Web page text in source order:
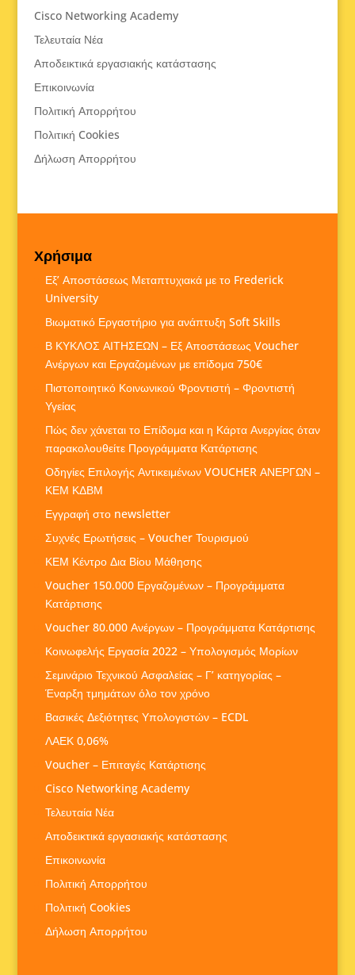
Cisco Networking Academy
Τελευταία Νέα
Αποδεικτικά εργασιακής κατάστασης
Επικοινωνία
Πολιτική Απορρήτου
Πολιτική Cookies
Δήλωση Απορρήτου
Χρήσιμα
Εξ’ Αποστάσεως Μεταπτυχιακά με το Frederick
University
Βιωματικό Εργαστήριο για ανάπτυξη Soft Skills
Β ΚΥΚΛΟΣ ΑΙΤΗΣΕΩΝ – Εξ Αποστάσεως Voucher
Ανέργων και Εργαζομένων με επίδομα 750€
Πιστοποιητικό Κοινωνικού Φροντιστή – Φροντιστή
Υγείας
Πώς δεν χάνεται το Επίδομα και η Κάρτα Ανεργίας όταν
παρακολουθείτε Προγράμματα Κατάρτισης
Οδηγίες Επιλογής Αντικειμένων VOUCHER ΑΝΕΡΓΩΝ –
ΚΕΜ ΚΔΒΜ
Εγγραφή στο newsletter
Συχνές Ερωτήσεις – Voucher Τουρισμού
ΚΕΜ Κέντρο Δια Βίου Μάθησης
Voucher 150.000 Εργαζομένων – Προγράμματα
Κατάρτισης
Voucher 80.000 Ανέργων – Προγράμματα Κατάρτισης
Κοινωφελής Εργασία 2022 – Υπολογισμός Μορίων
Σεμινάριο Τεχνικού Ασφαλείας – Γ’ κατηγορίας –
Έναρξη τμημάτων όλο τον χρόνο
Βασικές Δεξιότητες Υπολογιστών – ECDL
ΛΑΕΚ 0,06%
Voucher – Επιταγές Κατάρτισης
Cisco Networking Academy
Τελευταία Νέα
Αποδεικτικά εργασιακής κατάστασης
Επικοινωνία
Πολιτική Απορρήτου
Πολιτική Cookies
Δήλωση Απορρήτου